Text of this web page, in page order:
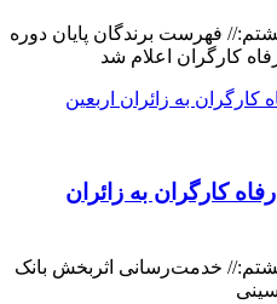
فهرست برندگان پایان دوره
کارگران اعلام شد
کارگران به زائران
خدمت‌رسانی اثربخش بانک